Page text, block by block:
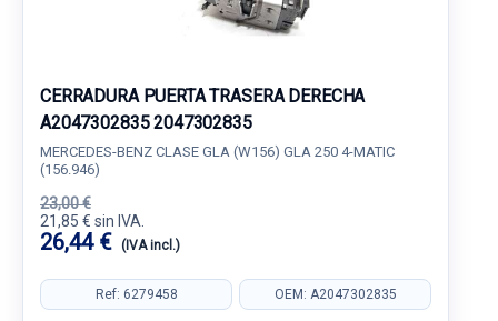
CERRADURA PUERTA TRASERA DERECHA
A2047302835 2047302835
MERCEDES-BENZ CLASE GLA (W156) GLA 250 4-MATIC
(156.946)
23,00 €
21,85 € sin IVA.
26,44 € (IVA incl.)
Ref: 6279458 OEM: A2047302835